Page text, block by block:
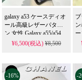
体験を提供する
3、安全な決済
お客様の情報の
これにより、す
galaxy a53 ケースディオ
ール高級レザーパター
ン 女性 Galaxy a55/a54
保護カバー トレンディ
いますD2024073102
¥6,500(税込)¥8,500
ー
-16% -